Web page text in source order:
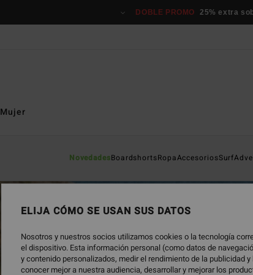
DOBLE PROMO 25% extra
NovedadesBoardshortsRopaAccesoriosSurf
Mujer
ELIJA CÓMO SE USAN SUS DATOS
Nosotros y nuestros socios utilizamos cookies o la tecnología
el dispositivo. Esta información personal (como datos de
y contenido personalizados, medir el rendimiento de la publicidad
conocer mejor a nuestra audiencia, desarrollar y mejorar los